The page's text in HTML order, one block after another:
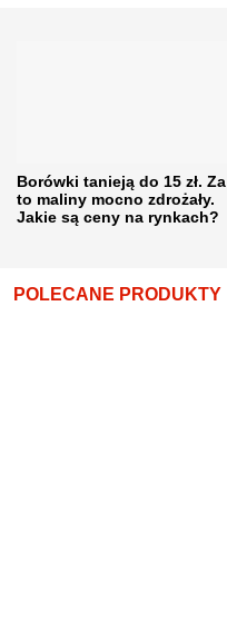
Borówki tanieją do 15 zł. Za
to maliny mocno zdrożały.
Jakie są ceny na rynkach?
POLECANE PRODUKTY